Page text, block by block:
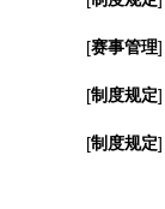
[赛事管理]
[制度规定]
[制度规定]